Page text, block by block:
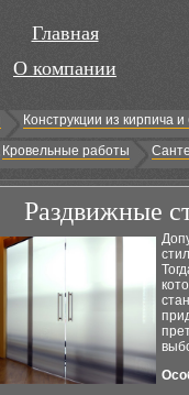
Главная
О компании
Конструкции из кирпича и
Кровельные работы
Раздвижные